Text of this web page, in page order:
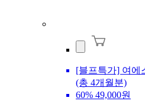
[블프특가] 여에
(총 4개월분)
60% 49,000원